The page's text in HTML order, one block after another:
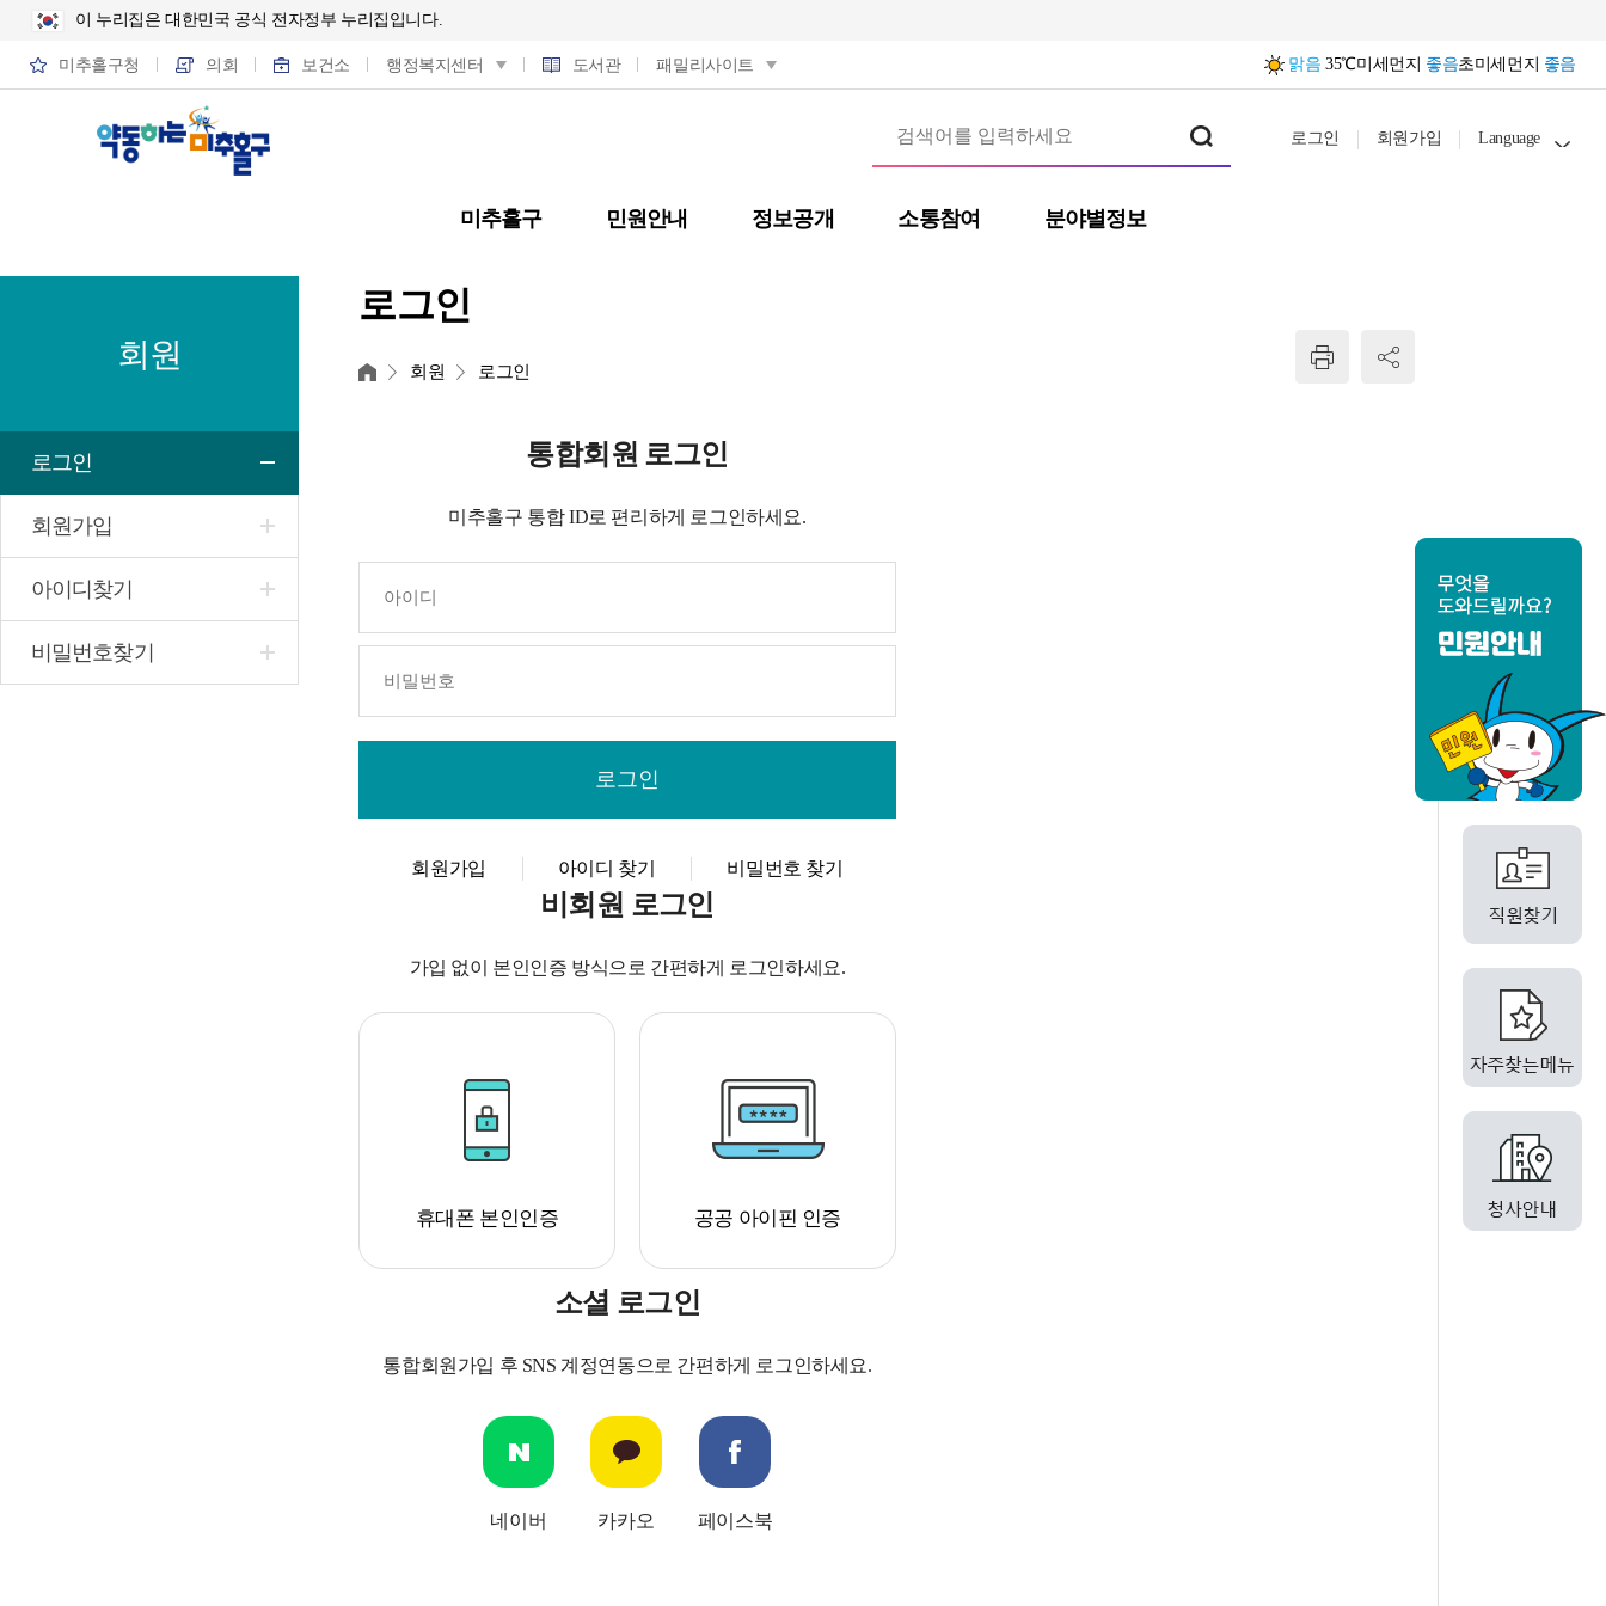
이 누리집은 대한민국 공식 전자정부 누리집입니다.
미추홀구청 의회 보건소 행정복지센터 도서관 패밀리사이트 맑음 35℃미세먼지 좋음초미세먼지 좋음
미추홀구 민원안내 정보공개 소통참여 분야별정보
로그인 회원가입 Language
회원
로그인
회원가입
아이디찾기
비밀번호찾기
로그인
홈 회원 로그인
통합회원 로그인
미추홀구 통합 ID로 편리하게 로그인하세요.
회원가입 아이디 찾기 비밀번호 찾기
비회원 로그인
가입 없이 본인인증 방식으로 간편하게 로그인하세요.
휴대폰 본인인증 공공 아이핀 인증
소셜 로그인
통합회원가입 후 SNS 계정연동으로 간편하게 로그인하세요.
네이버 카카오 페이스북